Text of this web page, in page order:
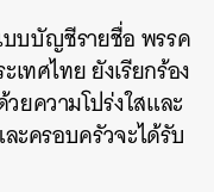
บบัญชีรายชื่อ พรรค
ทศไทย ยังเรียกร้อง
ยความโปร่งใสและ
ะครอบครัวจะได้รับ